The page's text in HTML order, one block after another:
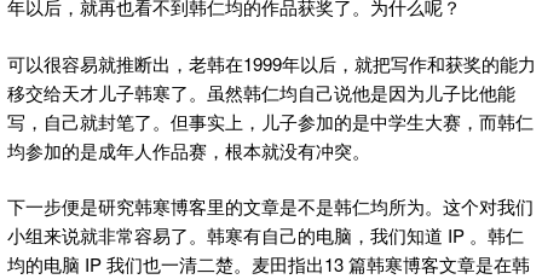
年以后，就再也看不到韩仁均的作品获奖了。为什么呢？
可以很容易就推断出，老韩在1999年以后，就把写作和获奖的能力
移交给天才儿子韩寒了。虽然韩仁均自己说他是因为儿子比他能
写，自己就封笔了。但事实上，儿子参加的是中学生大赛，而韩仁
均参加的是成年人作品赛，根本就没有冲突。
下一步便是研究韩寒博客里的文章是不是韩仁均所为。这个对我们
小组来说就非常容易了。韩寒有自己的电脑，我们知道 IP 。韩仁
均的电脑 IP 我们也一清二楚。麦田指出13 篇韩寒博客文章是在韩